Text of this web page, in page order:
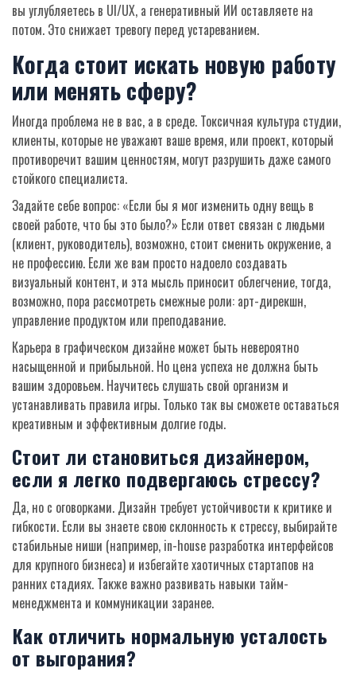
вы углубляетесь в UI/UX, а генеративный ИИ оставляете на
потом. Это снижает тревогу перед устареванием.
Когда стоит искать новую работу
или менять сферу?
Иногда проблема не в вас, а в среде. Токсичная культура студии,
клиенты, которые не уважают ваше время, или проект, который
противоречит вашим ценностям, могут разрушить даже самого
стойкого специалиста.
Задайте себе вопрос: «Если бы я мог изменить одну вещь в
своей работе, что бы это было?» Если ответ связан с людьми
(клиент, руководитель), возможно, стоит сменить окружение, а
не профессию. Если же вам просто надоело создавать
визуальный контент, и эта мысль приносит облегчение, тогда,
возможно, пора рассмотреть смежные роли: арт-дирекшн,
управление продуктом или преподавание.
Карьера в графическом дизайне может быть невероятно
насыщенной и прибыльной. Но цена успеха не должна быть
вашим здоровьем. Научитесь слушать свой организм и
устанавливать правила игры. Только так вы сможете оставаться
креативным и эффективным долгие годы.
Стоит ли становиться дизайнером,
если я легко подвергаюсь стрессу?
Да, но с оговорками. Дизайн требует устойчивости к критике и
гибкости. Если вы знаете свою склонность к стрессу, выбирайте
стабильные ниши (например, in-house разработка интерфейсов
для крупного бизнеса) и избегайте хаотичных стартапов на
ранних стадиях. Также важно развивать навыки тайм-
менеджмента и коммуникации заранее.
Как отличить нормальную усталость
от выгорания?